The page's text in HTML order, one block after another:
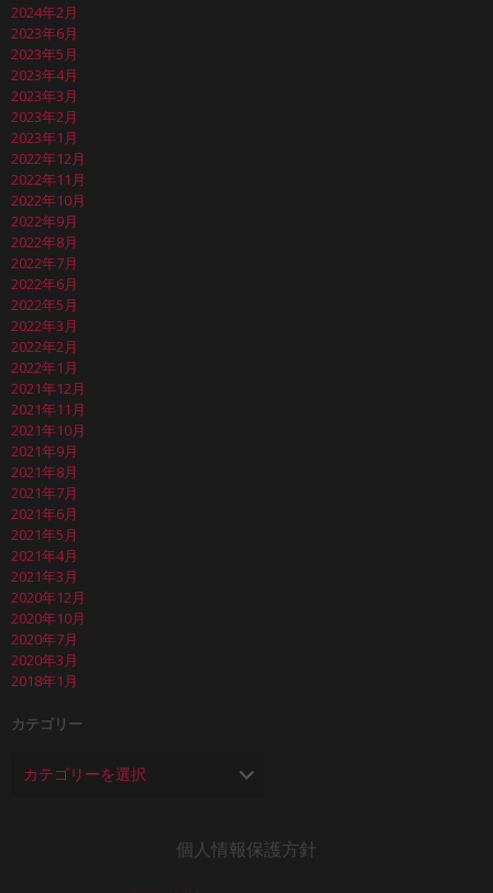
2024年2月
2023年6月
2023年5月
2023年4月
2023年3月
2023年2月
2023年1月
2022年12月
2022年11月
2022年10月
2022年9月
2022年8月
2022年7月
2022年6月
2022年5月
2022年3月
2022年2月
2022年1月
2021年12月
2021年11月
2021年10月
2021年9月
2021年8月
2021年7月
2021年6月
2021年5月
2021年4月
2021年3月
2020年12月
2020年10月
2020年7月
2020年3月
2018年1月
カテゴリー
個人情報保護方針